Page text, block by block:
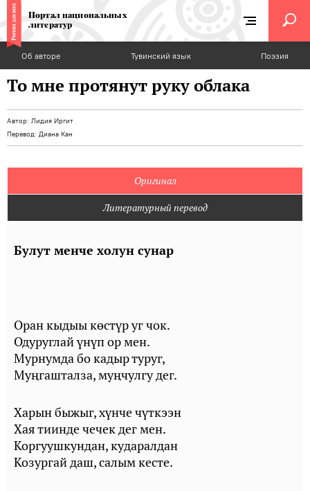
Портал национальных
литератур
Об авторе Тувинский язык Поэзия
То мне протянут руку облака
Автор: Лидия Иргит
Перевод: Диана Кан
Оригинал
Литературный перевод
Булут менче холун сунар
Оран кыдыы көстүр уг чок.
Одуруглай үнүп ор мен.
Мурнумда бо кадыр туруг,
Муңгашталза, муңчулгу дег.
Харын быжыг, хүнче чүткээн
Хая тиинде чечек дег мен.
Коргуушкундан, кударалдан
Козургай даш, салым кесте.